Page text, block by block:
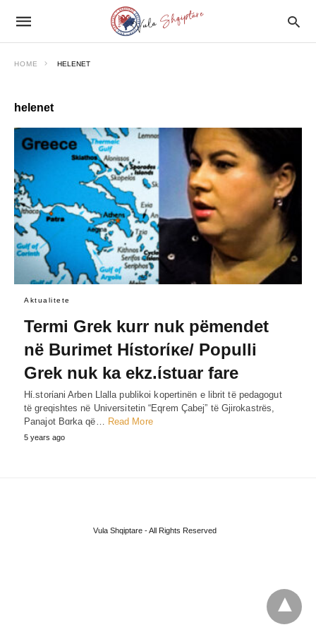
HOME HELENET
helenet
Aktualitete
Termi Grek kurr nuk pëmendet
në Burimet Hίstorίκe/ Populli
Grek nuk ka ekz.ίstuar fare
Hί.storίani Arben Llalla publikoi kopertinën e librit të pedagogut
të greqishtes në Universitetin “Eqrem Çabej” të Gjirokastrës,
Panajot Bɑrka që… Read More
5 years ago
Vula Shqiptare - All Rights Reserved